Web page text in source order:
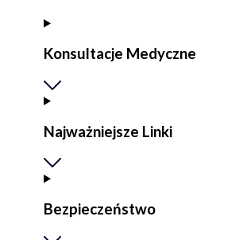
Konsultacje Medyczne
Najważniejsze Linki
Bezpieczeństwo